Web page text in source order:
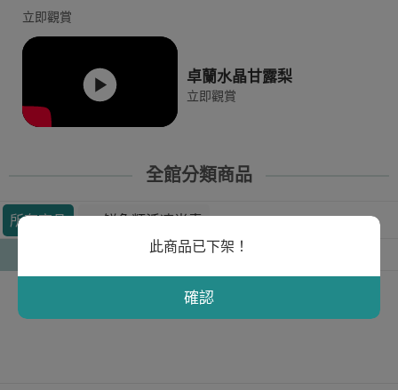
此商品已下架！
確認
立即觀賞
卓蘭水晶甘露梨
立即觀賞
全館分類商品
所有商品 🐟鮮魚類活凍尚青
銷量 新上市